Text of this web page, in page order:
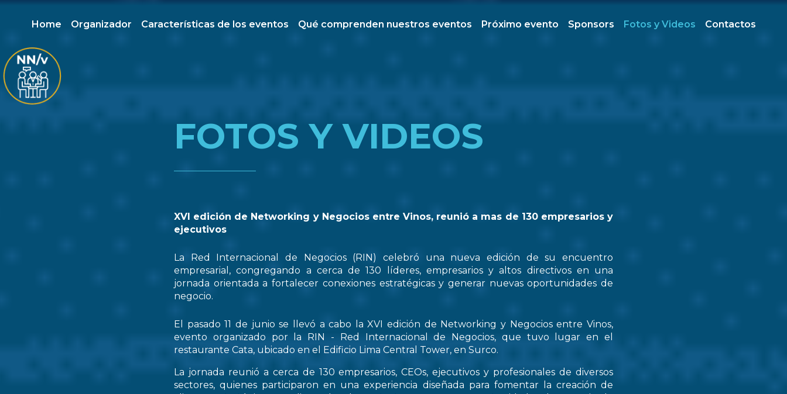
Home Organizador Características de los eventos Qué comprenden nuestros eventos Próximo evento Sponsors Fotos y Videos Contactos
FOTOS Y VIDEOS
XVI edición de Networking y Negocios entre Vinos, reunió a mas de 130 empresarios y
ejecutivos
La Red Internacional de Negocios (RIN) celebró una nueva edición de su encuentro
empresarial, congregando a cerca de 130 líderes, empresarios y altos directivos en una
jornada orientada a fortalecer conexiones estratégicas y generar nuevas oportunidades de
negocio.
El pasado 11 de junio se llevó a cabo la XVI edición de Networking y Negocios entre Vinos,
evento organizado por la RIN - Red Internacional de Negocios, que tuvo lugar en el
restaurante Cata, ubicado en el Edificio Lima Central Tower, en Surco.
La jornada reunió a cerca de 130 empresarios, CEOs, ejecutivos y profesionales de diversos
sectores, quienes participaron en una experiencia diseñada para fomentar la creación de